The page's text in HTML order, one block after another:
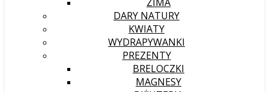
DARY NATURY
KWIATY
WYDRAPYWANKI
PREZENTY
BRELOCZKI
MAGNESY